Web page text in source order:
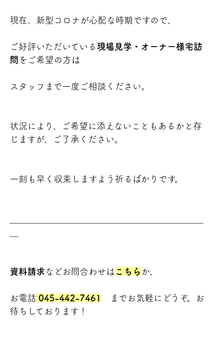
現在、新型コロナが心配な時期ですので、
ご好評いただいている 現場見学・オーナー様宅訪
問 をご希望の方は
スタッフまで一度ご相談ください。
状況により、ご希望に添えないこともあるかと存
じますが、ご了承ください。
一刻も早く収束しますよう祈るばかりです。
資料請求 などお問合わせは こちら か、
お電話 045-442-7461
までお気軽にどうぞ。お
待ちしております！